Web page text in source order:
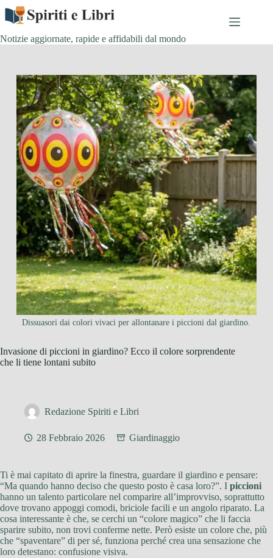
Salta
contenuto
Notizie aggiornate, rapide e affidabili dal mondo
Dissuasori dai colori vivaci per allontanare i piccioni dal giardino.
Invasione di piccioni in giardino? Ecco il colore sorprendente
che li tiene lontani subito
Redazione Spiriti e Libri
28 Febbraio 2026 Giardinaggio
Ti è mai capitato di aprire la finestra, guardare il giardino e pensare:
“Ma quando hanno deciso che questo posto è casa loro?”. I piccioni
hanno un talento particolare nel comparire all’improvviso, soprattutto
dove trovano appoggi comodi, briciole facili e un angolo riparato. La
cosa interessante è che, se cerchi un “colore magico” che li faccia
sparire subito, non trovi conferme nette. Però esiste un colore che, più
che “spaventare” di per sé, funziona perché crea una sensazione che
loro detestano: confusione visiva.